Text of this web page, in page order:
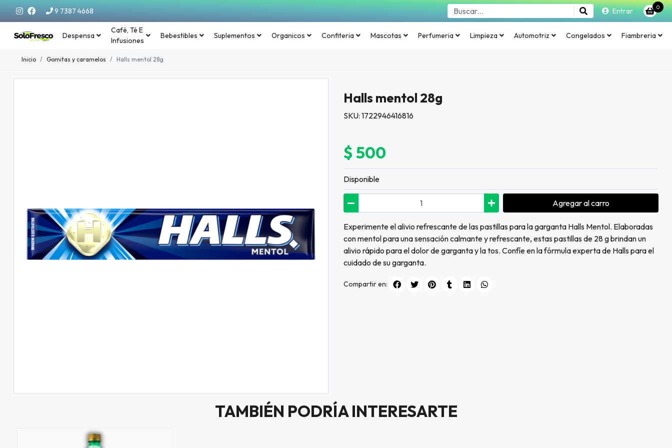
9 7387 4668 Entrar 0
Despensa
Café, Té E
Infusiones
Bebestibles Suplementos Organicos Confiteria Mascotas Perfumeria Limpieza Automotriz Congelados Fiambreria
Inicio Gomitas y caramelos Halls mentol 28g
Halls mentol 28g
SKU: 1722946416816
$ 500
Disponible
Agregaral carro
Experimente el alivio refrescante de las pastillas para la garganta Halls Mentol. Elaboradas
con mentol para una sensación calmante y refrescante, estas pastillas de 28 g brindan un
alivio rápido para el dolor de garganta y la tos. Confíe en la fórmula experta de Halls para el
cuidado de su garganta.
Compartir en:
TAMBIÉN PODRÍA INTERESARTE